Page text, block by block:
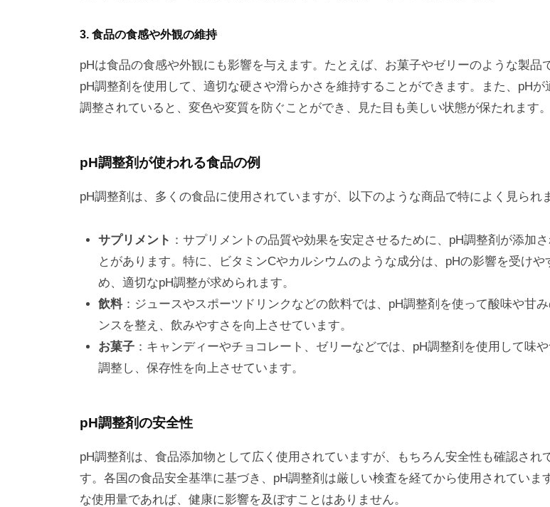
3. 食品の食感や外観の維持
pHは食品の食感や外観にも影響を与えます。たとえば、お菓子やゼリーのような製品
pH調整剤を使用して、適切な硬さや滑らかさを維持することができます。また、pHが
調整されていると、変色や変質を防ぐことができ、見た目も美しい状態が保たれます。
pH調整剤が使われる食品の例
pH調整剤は、多くの食品に使用されていますが、以下のような商品で特によく見られ
サプリメント ：サプリメントの品質や効果を安定させるために、pH調整剤が添加さ
とがあります。特に、ビタミンCやカルシウムのような成分は、pHの影響を受けや
め、適切なpH調整が求められます。
飲料：ジュースやスポーツドリンクなどの飲料では、pH調整剤を使って酸味や甘み
ンスを整え、飲みやすさを向上させています。
お菓子：キャンディーやチョコレート、ゼリーなどでは、pH調整剤を使用して味
調整し、保存性を向上させています。
pH調整剤の安全性
pH調整剤は、食品添加物として広く使用されていますが、もちろん安全性も確認され
す。各国の食品安全基準に基づき、pH調整剤は厳しい検査を経てから使用されていま
な使用量であれば、健康に影響を及ぼすことはありません。